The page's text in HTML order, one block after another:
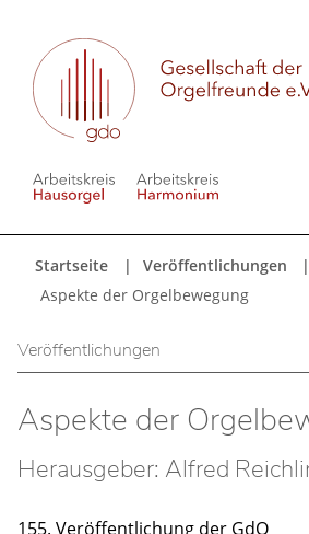
Startseite Veröffentlichungen
Aspekte der Orgelbewegung
Veröffentlichungen
Aspekte der
Herausgeber: Alfred
155. Veröffentlichung der GdO